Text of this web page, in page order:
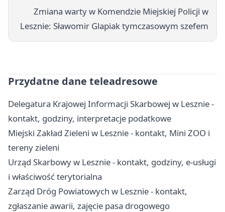
Zmiana warty w Komendzie Miejskiej Policji w
Lesznie: Sławomir Glapiak tymczasowym szefem
Przydatne dane teleadresowe
Delegatura Krajowej Informacji Skarbowej w Lesznie -
kontakt, godziny, interpretacje podatkowe
Miejski Zakład Zieleni w Lesznie - kontakt, Mini ZOO i
tereny zieleni
Urząd Skarbowy w Lesznie - kontakt, godziny, e-usługi
i właściwość terytorialna
Zarząd Dróg Powiatowych w Lesznie - kontakt,
zgłaszanie awarii, zajęcie pasa drogowego